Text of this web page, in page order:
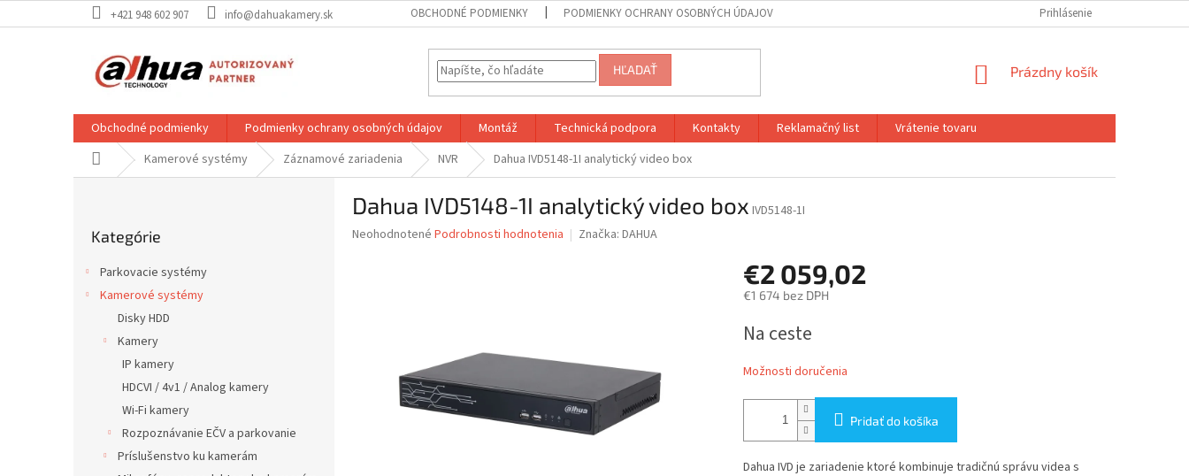
na
+421 948 602 907 info@dahuakamery.sk OBCHODNÉ PODMIENKY PODMIENKY OCHRANY OSOBNÝCH ÚDAJOV Prihlásenie
HĽADAŤ
NÁKUPNÝ
Prázdny košík
Obchodné podmienky Podmienky ochrany osobných údajov Montáž Technická podpora Kontakty Reklamačný list
Vrátenie tovaru
DomovKamerové systémy Záznamové zariadenia NVR Dahua IVD5148-1I analytický video box
kategórie
Kategórie
Parkovacie systémy
Kamerové systémy
Disky HDD
Kamery
IP kamery
HDCVI / 4v1 / Analog kamery
Wi-Fi kamery
Rozpoznávanie EČV a parkovanie
Príslušenstvo ku kamerám
Dahua IVD5148-1I analytický video box IVD5148-1I
Priemerné
Neohodnotené Podrobnosti hodnotenia Značka: DAHUA
€2 059,02
€1 674 bez DPH
cena:
Na ceste
Možnosti doručenia
Pridať do košíka
Dahua IVD je zariadenie ktoré kombinuje tradičnú správu videa s